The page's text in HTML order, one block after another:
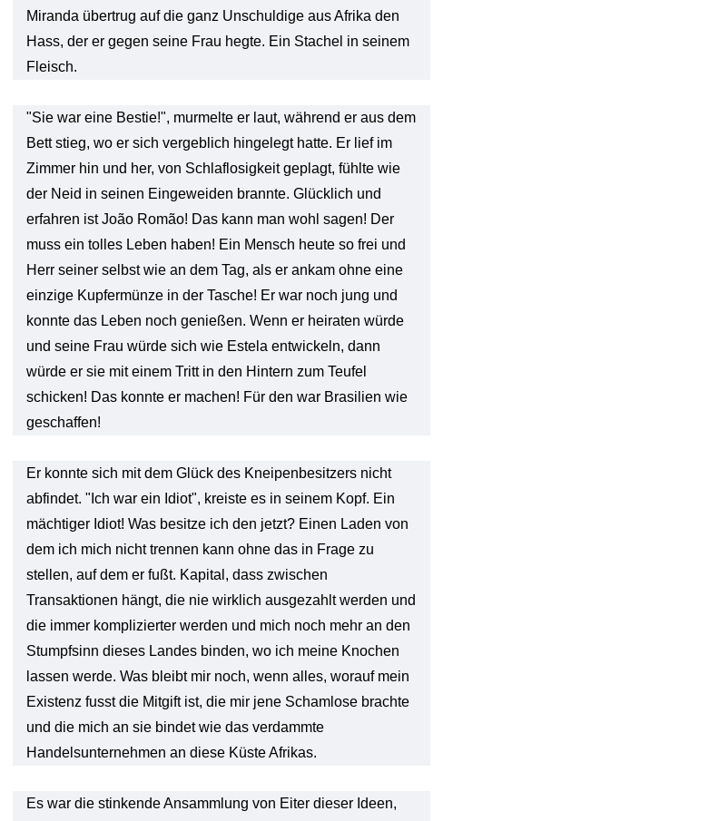
Miranda übertrug auf die ganz Unschuldige aus Afrika den
Hass, der er gegen seine Frau hegte. Ein Stachel in seinem
Fleisch.
"Sie war eine Bestie!", murmelte er laut, während er aus dem
Bett stieg, wo er sich vergeblich hingelegt hatte. Er lief im
Zimmer hin und her, von Schlaflosigkeit geplagt, fühlte wie
der Neid in seinen Eingeweiden brannte. Glücklich und
erfahren ist João Romão! Das kann man wohl sagen! Der
muss ein tolles Leben haben! Ein Mensch heute so frei und
Herr seiner selbst wie an dem Tag, als er ankam ohne eine
einzige Kupfermünze in der Tasche! Er war noch jung und
konnte das Leben noch genießen. Wenn er heiraten würde
und seine Frau würde sich wie Estela entwickeln, dann
würde er sie mit einem Tritt in den Hintern zum Teufel
schicken! Das konnte er machen! Für den war Brasilien wie
geschaffen!
Er konnte sich mit dem Glück des Kneipenbesitzers nicht
abfindet. "Ich war ein Idiot", kreiste es in seinem Kopf. Ein
mächtiger Idiot! Was besitze ich den jetzt? Einen Laden von
dem ich mich nicht trennen kann ohne das in Frage zu
stellen, auf dem er fußt. Kapital, dass zwischen
Transaktionen hängt, die nie wirklich ausgezahlt werden und
die immer komplizierter werden und mich noch mehr an den
Stumpfsinn dieses Landes binden, wo ich meine Knochen
lassen werde. Was bleibt mir noch, wenn alles, worauf mein
Existenz fusst die Mitgift ist, die mir jene Schamlose brachte
und die mich an sie bindet wie das verdammte
Handelsunternehmen an diese Küste Afrikas.
Es war die stinkende Ansammlung von Eiter dieser Ideen,